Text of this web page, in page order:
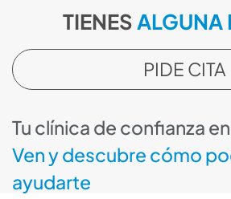
TIENESALGUNA
PIDE CITA
Tu clínica de confianza
Ven y descubre cómo
ayudarte